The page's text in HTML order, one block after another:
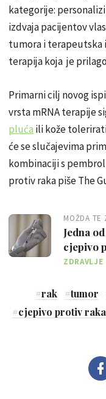
kategorije:
izdvaja pacijentov
tumora i terapeutska
terapija koja je
Primarni cilj novog
vrsta mRNA terapije
pluća ili kože
će se slučajevima
kombinaciji s
protiv raka piše The
MOŽDA TE
Jedna
cjepivo
manje
ZDRAVLJE
#rak #tumor
#cjepivo protiv raka